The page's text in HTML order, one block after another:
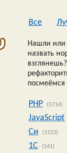
Все
Нашли или
назвать
посмеёмся
PHP (5714)
JavaScript
Си
(1123)
1C (541)